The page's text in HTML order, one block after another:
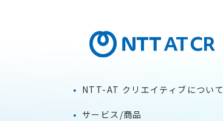
NTT-AT クリエイティブについて
サービス/商品